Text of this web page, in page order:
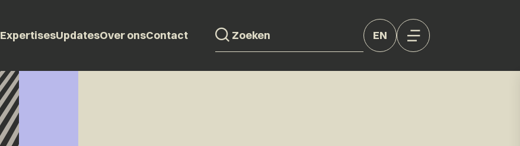
ExpertisesUpdatesOver onsContact EN